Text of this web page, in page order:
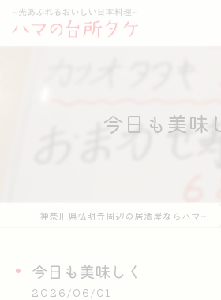
今日も美味
神奈川県弘明寺周辺の居酒屋ならハマの台所タケ
今日も美味しく
2026/06/01